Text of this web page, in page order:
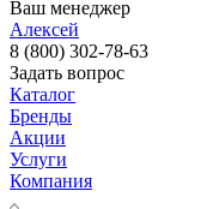
Ваш менеджер
Алексей
8 (800) 302-78-63
Задать вопрос
Каталог
Бренды
Акции
Услуги
Компания